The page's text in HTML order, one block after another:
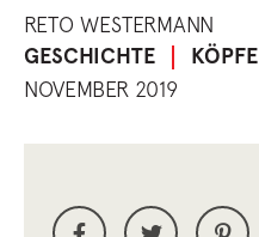
RETO WESTERMANN
GESCHICHTE KÖPFE
NOVEMBER 2019